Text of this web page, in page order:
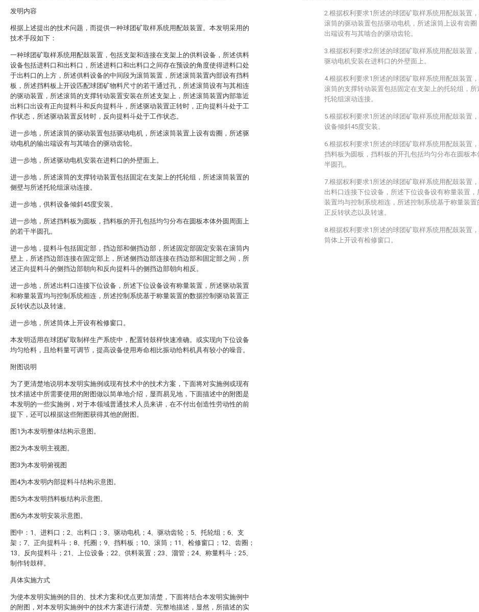
发明内容
根据上述提出的技术问题，而提供一种球团矿取样系统用配鼓装置。本发明采用的
技术手段如下：
一种球团矿取样系统用配鼓装置，包括支架和连接在支架上的供料设备，所述供料
设备包括进料口和出料口，所述进料口和出料口之间存在预设的角度使得进料口处
于出料口的上方，所述供料设备的中间段为滚筒装置，所述滚筒装置内部设有挡料
板，所述挡料板上开设匹配球团矿物料尺寸的若干通过孔，所述滚筒设有与其相连
的驱动装置，所述滚筒的支撑转动装置安装在所述支架上，所述滚筒装置内部靠近
出料口出设有正向提料斗和反向提料斗，所述驱动装置正转时，正向提料斗处于工
作状态，所述驱动装置反转时，反向提料斗处于工作状态。
进一步地，所述滚筒的驱动装置包括驱动电机，所述滚筒装置上设有齿圈，所述驱
动电机的输出端设有与其啮合的驱动齿轮。
进一步地，所述驱动电机安装在进料口的外壁面上。
进一步地，所述滚筒的支撑转动装置包括固定在支架上的托轮组，所述滚筒装置的
侧壁与所述托轮组滚动连接。
进一步地，供料设备倾斜45度安装。
进一步地，所述挡料板为圆板，挡料板的开孔包括均匀分布在圆板本体外圆周面上
的若干半圆孔。
进一步地，提料斗包括固定部，挡边部和侧挡边部，所述固定部固定安装在滚筒内
壁上，所述挡边部连接在固定部上，所述侧挡边部连接在挡边部和固定部之间，所
述正向提料斗的侧挡边部朝向和反向提料斗的侧挡边部朝向相反。
进一步地，所述出料口连接下位设备，所述下位设备设有称量装置，所述驱动装置
和称量装置均与控制系统相连，所述控制系统基于称量装置的数据控制驱动装置正
反转状态以及转速。
进一步地，所述筒体上开设有检修窗口。
本发明适用在球团矿取制样生产系统中，配置转鼓样快速准确。或实现向下位设备
均匀给料，且给料量可调节，提高设备使用寿命相比振动给料机具有较小的噪音。
附图说明
为了更清楚地说明本发明实施例或现有技术中的技术方案，下面将对实施例或现有
技术描述中所需要使用的附图做以简单地介绍，显而易见地，下面描述中的附图是
本发明的一些实施例，对于本领域普通技术人员来讲，在不付出创造性劳动性的前
提下，还可以根据这些附图获得其他的附图。
图1为本发明整体结构示意图。
图2为本发明主视图。
图3为本发明俯视图
图4为本发明内部提料斗结构示意图。
图5为本发明挡料板结构示意图。
图6为本发明安装示意图。
图中：1、进料口；2、出料口；3、驱动电机；4、驱动齿轮；5、托轮组；6、支
架；7、正向提料斗；8、托圈；9、挡料板；10、滚筒；11、检修窗口；12、齿圈；
13、反向提料斗；21、上位设备；22、供料装置；23、溜管；24、称量料斗；25、
制作转鼓样。
具体实施方式
为使本发明实施例的目的、技术方案和优点更加清楚，下面将结合本发明实施例中
的附图，对本发明实施例中的技术方案进行清楚、完整地描述，显然，所描述的实
2.根据权利要求1所述的球团矿取样系统用配鼓装置
滚筒的驱动装置包括驱动电机，所述滚筒上设有齿
出端设有与其啮合的驱动齿轮。
3.根据权利要求2所述的球团矿取样系统用配鼓装置
驱动电机安装在进料口的外壁面上。
4.根据权利要求1所述的球团矿取样系统用配鼓装置
滚筒的支撑转动装置包括固定在支架上的托轮组，
托轮组滚动连接。
5.根据权利要求1所述的球团矿取样系统用配鼓装置
设备倾斜45度安装。
6.根据权利要求1所述的球团矿取样系统用配鼓装置
挡料板为圆板，挡料板的开孔包括均匀分布在圆板
半圆孔。
7.根据权利要求1所述的球团矿取样系统用配鼓装置
出料口连接下位设备，所述下位设备设有称量装置
装置均与控制系统相连，所述控制系统基于称量装
正反转状态以及转速。
8.根据权利要求1所述的球团矿取样系统用配鼓装置
筒体上开设有检修窗口。